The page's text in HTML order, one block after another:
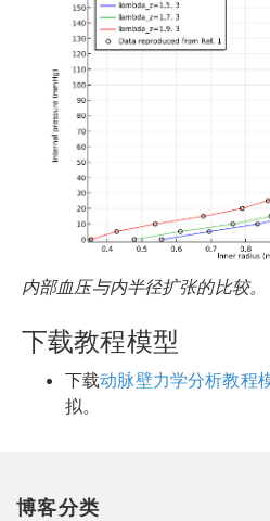
内部血压与内半径扩张的比较。
下载教程模型
下载动脉壁力学分析教程
拟。
博客分类